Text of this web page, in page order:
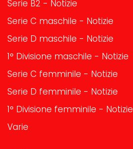
Serie B2 - Notizie
Serie C maschile - Notizie
Serie D maschile - Notizie
1° Divisione maschile - Notizie
Serie C femminile - Notizie
Serie D femminile - Notizie
1° Divisione femminile - Notizie
Varie